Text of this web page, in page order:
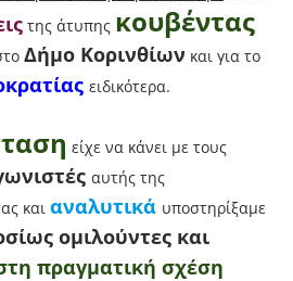
της άτυπης κουβέντας
Δήμο Κορινθίων και για το
ειδικότερα.
είχε να κάνει με τους
αυτής της
και αναλυτικά υποστηρίξαμε
ομιλούντες και
πραγματική σχέση